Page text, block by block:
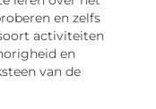
en zelfs
activiteiten
en
van de